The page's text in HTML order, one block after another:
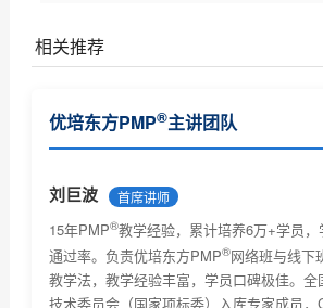
相关推荐
优培东方16班5P学员备考心得
慧翔深圳班5P学员叶凤香备考心得
PMP学员黄金海备考心得
我在优培东方（广州慧翔）参加培训
优培东方PMP®主讲团队
刘巨波 首席讲师
15年PMP®教学经验，累计培养6万+学员
通过率。负责优培东方PMP®网络班与线下
教学法，教学经验丰富，学员口碑极佳。
技术委员会（国家项标委）入库专家成员